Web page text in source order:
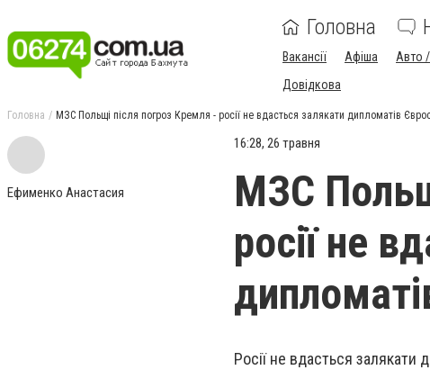
Головна
Вакансії Афіша Авто
Довідкова
Головна МЗС Польщі після погроз Кремля - росії не вдасться залякати дипломатів
Ефименко Анастасия
16:28, 26 травня
МЗС
росії не
Росії не вдасться залякати